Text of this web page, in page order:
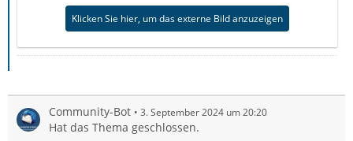
Klicken Sie hier, um das externe Bild anzuzeigen
Community-Bot 3. September 2024 um 20:20
Hat das Thema geschlossen.